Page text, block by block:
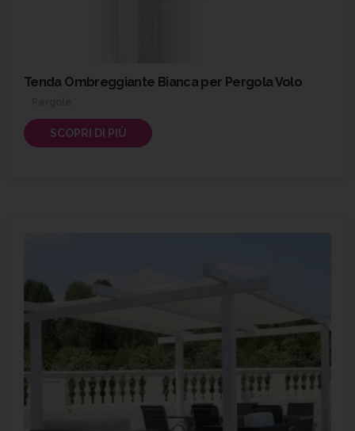
Tenda Ombreggiante Bianca per Pergola Volo
SCOPRI DI PIÙ